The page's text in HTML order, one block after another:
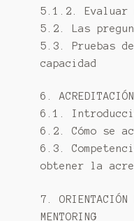
5.1.2. Evaluar
5.2. Las
5.3. Pruebas
capacidad
6.
6.1.
6.2. Cómo se
6.3.
obtener la
7. ORIENTACIÓN
MENTORING